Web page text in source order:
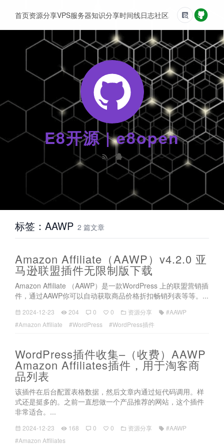
E8开源 | e8open
首页资源分享VPS服务器知识分享时间线日志社区友情链接
标签：AAWP 2 篇文章
Amazon Affiliate（AAWP）v4.2.0 亚
马逊联盟插件无限制版下载
Amazon Affiliate （AAWP）是一款WordPress 上的联盟营销插
件，通过AAWP你可以自动获取商品价格折扣畅销列表等等。...
2024-12-23 204 0 0 资源分享
#AAWP
#Amazon Affiliate
#WordPress #WordPress插件
WordPress插件收集–（收费）AAWP
Amazon Affiliates插件，用于淘客商
品列表
该插件在后台配置表格数据，然后文章内通过短代码调用。样
式还是挺多的。之前一直想做一个产品推荐的网站，这个插件
非常适合。...
2024-12-23 168 0 0 资源分享
#AAWP
#Amazon Affiliates